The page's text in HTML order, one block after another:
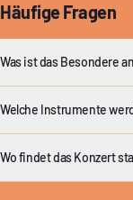
Häufige Fragen
Was ist das Besondere
Welche Instrumente
Wo findet das Konzert